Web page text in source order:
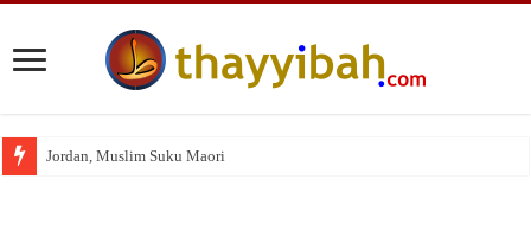
Jordan, Muslim Suku Maori